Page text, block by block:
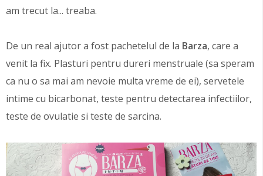
am trecut la... treaba.
De un real ajutor a fost pachetelul de la Barza, care a
venit la fix. Plasturi pentru dureri menstruale (sa speram
ca nu o sa mai am nevoie multa vreme de ei), servetele
intime cu bicarbonat, teste pentru detectarea infectiilor,
teste de ovulatie si teste de sarcina.